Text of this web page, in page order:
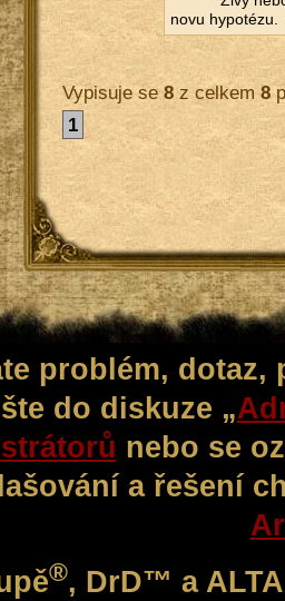
no­vu hy­po­té­zu.
Vypisuje se8z celkem 8
1
problém,
do diskuze „
nebo se
a řešení
®, DrD™ a